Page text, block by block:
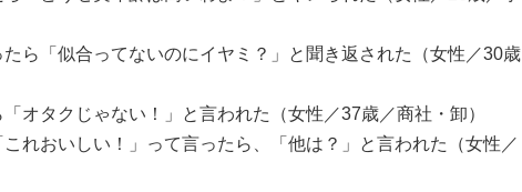
たら「似合ってないのにイヤミ？」と聞き返された（女性／30歳
オタクじゃない！」と言われた（女性／37歳／商社・卸）
これおいしい！」って言ったら、「他は？」と言われた（女性／